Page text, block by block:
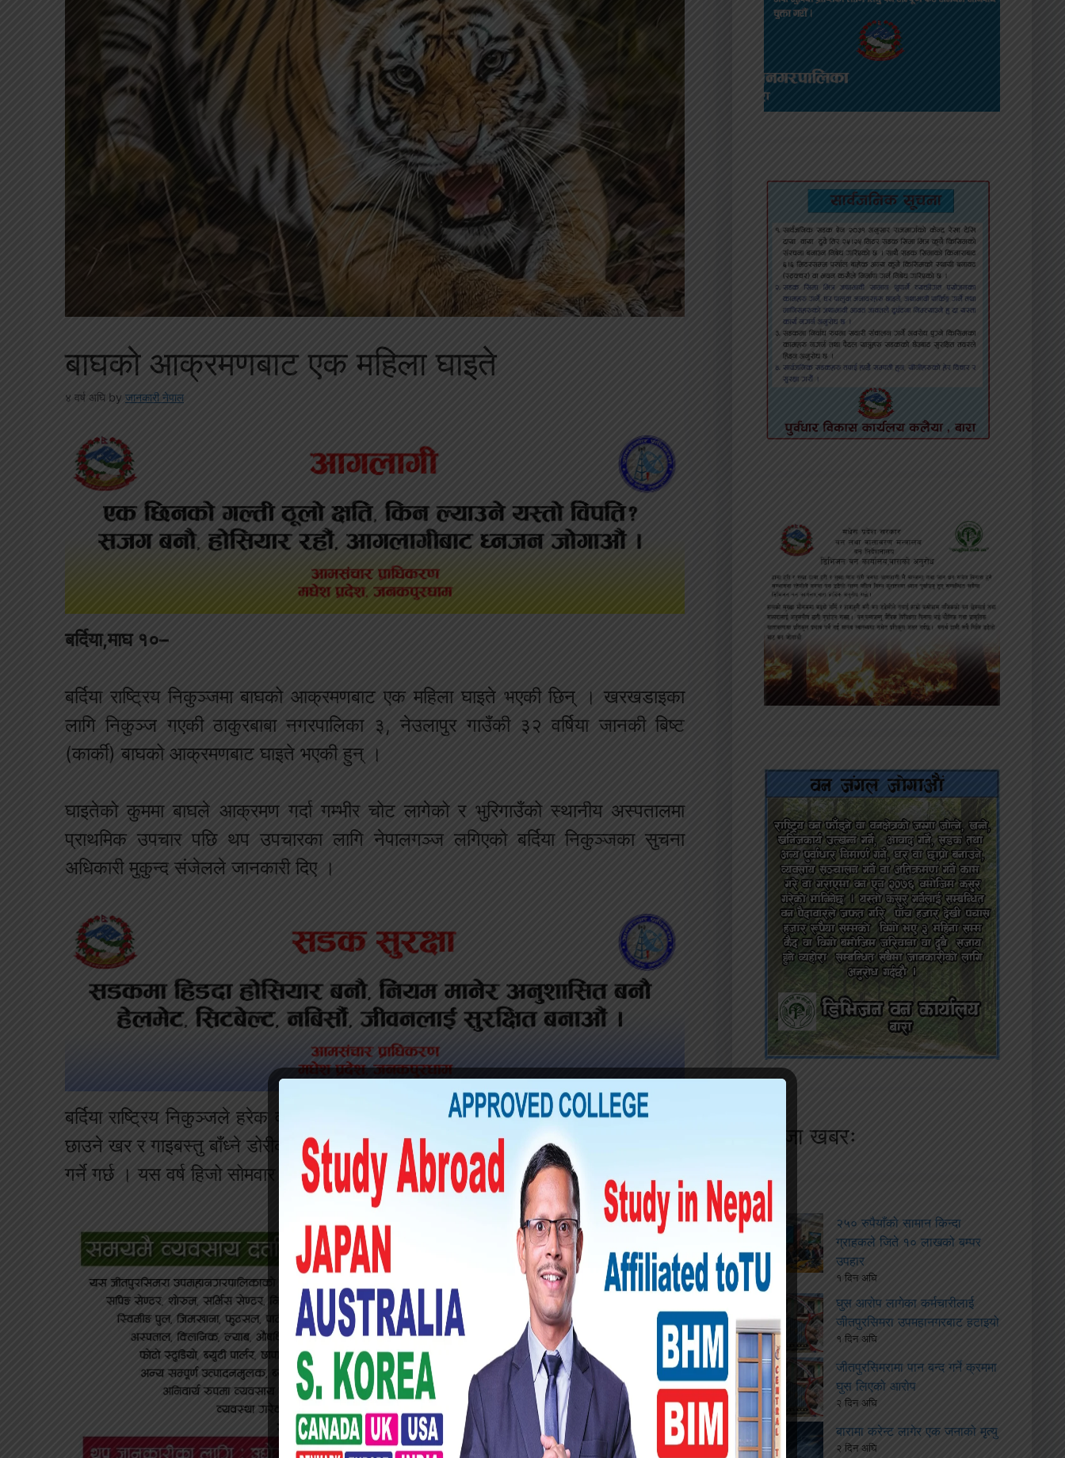
बाघको आक्रमणबाट एक महिला घाइते
४ वर्ष अघि by जानकारी नेपाल
बर्दिया,माघ १०–
बर्दिया राष्ट्रिय निकुञ्जमा बाघको आक्रमणबाट एक महिला घाइते भएकी छिन् । खरखडाइका
लागि निकुञ्ज गएकी ठाकुरबाबा नगरपालिका ३, नेउलापुर गाउँकी ३२ वर्षिया जानकी बिष्ट
(कार्की) बाघको आक्रमणबाट घाइते भएकी हुन् ।
घाइतेको कुममा बाघले आक्रमण गर्दा गम्भीर चोट लागेको र भुरिगाउँको स्थानीय अस्पतालमा
प्राथमिक उपचार पछि थप उपचारका लागि नेपालगञ्ज लगिएको बर्दिया निकुञ्जका सुचना
अधिकारी मुकुन्द संजेलले जानकारी दिए ।
बर्दिया राष्ट्रिय निकुञ्जले हरेक वर्ष पुस वा माघ महिनामा मध्यवर्ती क्षेत्रका बासिन्दाका लागि घर
छाउने खर र गाइबस्तु बाँध्ने डोरीका लागि बाबियो काट्न खरखडाइका लागि निकुञ्ज प्रवेश खुला
गर्ने गर्छ । यस वर्ष हिजो सोमवार र आज दुई दिनका लागि निकुञ्ज प्रवेश खुला थियो ।
ताजा खबरः
२५० रुपैयाँको सामान किन्दा
ग्राहकले जिते १० लाखको बम्पर
उपहार
१ दिन अघि
घुस आरोप लागेका कर्मचारीलाई
जीतपुरसिमरा उपमहानगरबाट हटाइयो
१ दिन अघि
जीतपुरसिमरामा पान बन्द गर्ने क्रममा
घुस लिएको आरोप
२ दिन अघि
बारामा करेन्ट लागेर एक जनाको मृत्यु
२ दिन अघि